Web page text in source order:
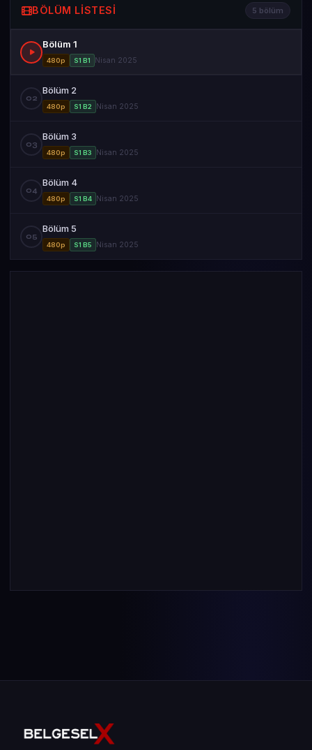
BÖLÜM LISTESI 5 bölüm
Bölüm 1
480p S1 B1 Nisan 2025
02
Bölüm 2
480p S1 B2 Nisan 2025
03
Bölüm 3
480p S1 B3 Nisan 2025
04
Bölüm 4
480p S1 B4 Nisan 2025
05
Bölüm 5
480p S1 B5 Nisan 2025